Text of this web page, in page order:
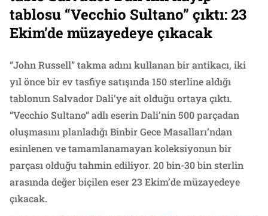
tablosu “Vecchio Sultano” çıktı: 23
Ekim’de müzayedeye çıkacak
“John Russell” takma adını kullanan bir antikacı, iki
yıl önce bir ev tasfiye satışında 150 sterline aldığı
tablonun Salvador Dali’ye ait olduğu ortaya çıktı.
“Vecchio Sultano” adlı eserin Dali’nin 500 parçadan
oluşmasını planladığı Binbir Gece Masalları’ndan
esinlenen ve tamamlanamayan koleksiyonun bir
parçası olduğu tahmin ediliyor. 20 bin-30 bin sterlin
arasında değer biçilen eser 23 Ekim’de müzayedeye
çıkacak.